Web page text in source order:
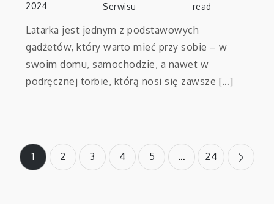
2024
Serwisu
read
Latarka jest jednym z podstawowych
gadżetów, który warto mieć przy sobie – w
swoim domu, samochodzie, a nawet w
podręcznej torbie, którą nosi się zawsze […]
Stronicowanie
1 2 3 4 5 … 24